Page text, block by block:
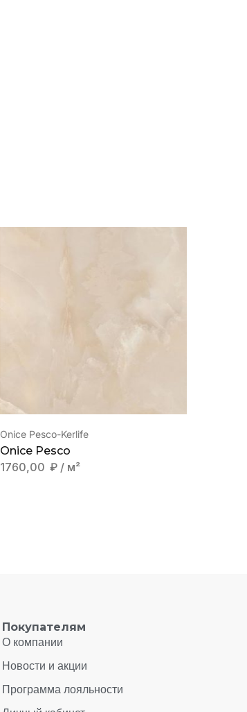
Onice Pesco-Kerlife
Onice Pesco
1760,00 ₽ / м²
Покупателям
О компании
Новости и акции
Программа лояльности